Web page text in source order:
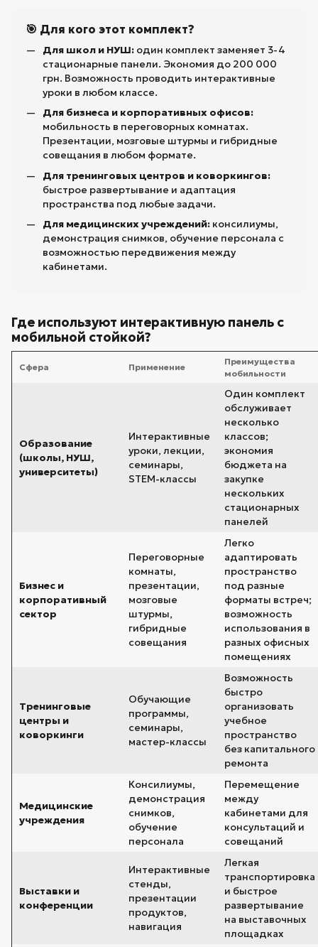
🎯 Для кого этот комплект?
Для школ и НУШ: один комплект заменяет 3-4
стационарные панели. Экономия до 200 000
грн. Возможность проводить интерактивные
уроки в любом классе.
Для бизнеса и корпоративных офисов:
мобильность в переговорных комнатах.
Презентации, мозговые штурмы и гибридные
совещания в любом формате.
Для тренинговых центров и коворкингов:
быстрое развертывание и адаптация
пространства под любые задачи.
Для медицинских учреждений: консилиумы,
демонстрация снимков, обучение персонала с
возможностью передвижения между
кабинетами.
Где используют интерактивную панель с
мобильной стойкой?
Сфера Применение
Преимущества
мобильности
Образование
(школы, НУШ,
университеты)
Интерактивные
уроки, лекции,
семинары,
STEM-классы
Один комплект
обслуживает
несколько
классов;
экономия
бюджета на
закупке
нескольких
стационарных
панелей
Бизнес и
корпоративный
сектор
Переговорные
комнаты,
презентации,
мозговые
штурмы,
гибридные
совещания
Легко
адаптировать
пространство
под разные
форматы встреч;
возможность
использования в
разных офисных
помещениях
Тренинговые
центры и
коворкинги
Обучающие
программы,
семинары,
мастер-классы
Возможность
быстро
организовать
учебное
пространство
без капитального
ремонта
Медицинские
учреждения
Консилиумы,
демонстрация
снимков,
обучение
персонала
Перемещение
между
кабинетами для
консультаций и
совещаний
Выставки и
конференции
Интерактивные
стенды,
презентации
продуктов,
навигация
Легкая
транспортировка
и быстрое
развертывание
на выставочных
площадках